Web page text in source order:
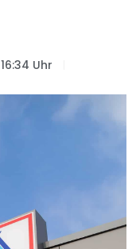
16:34 Uhr